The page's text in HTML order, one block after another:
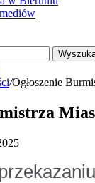
/Ogłoszenie